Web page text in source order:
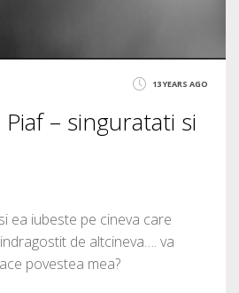
13 YEARS AGO
– singuratati si
ea iubeste pe cineva care
de altcineva…. va
povestea mea?